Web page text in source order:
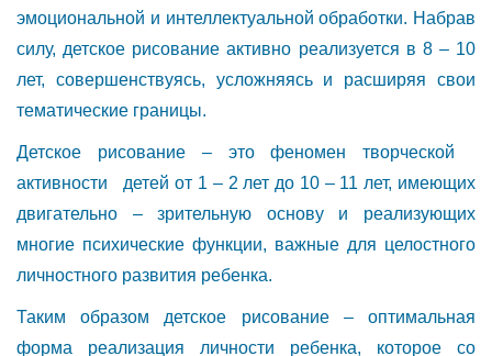
эмоциональной и интеллектуальной обработки. Набрав
силу, детское рисование активно реализуется в 8 – 10
лет, совершенствуясь, усложняясь и расширяя свои
тематические границы.
Детское рисование – это феномен творческой
активности детей от 1 – 2 лет до 10 – 11 лет, имеющих
двигательно – зрительную основу и реализующих
многие психические функции, важные для целостного
личностного развития ребенка.
Таким образом детское рисование – оптимальная
форма реализация личности ребенка, которое со